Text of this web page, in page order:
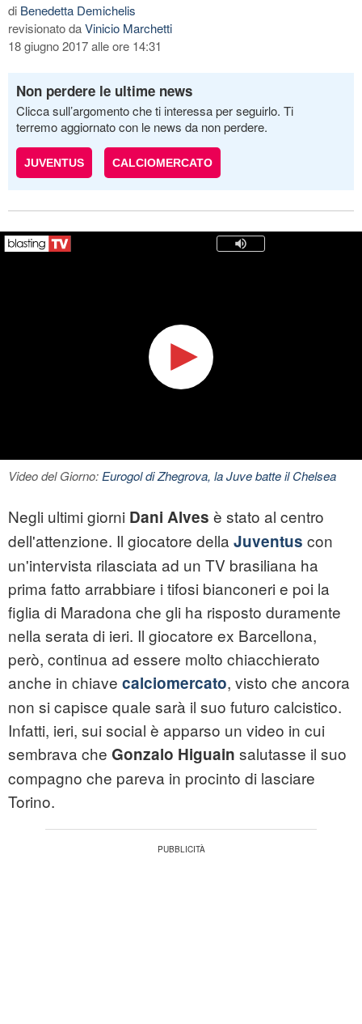
di Benedetta Demichelis
revisionato daVinicio Marchetti
18 giugno 2017 alle ore 14:31
Non perdere le ultime news
Clicca sull’argomento che ti interessa per seguirlo. Ti
terremo aggiornato con le news da non perdere.
JUVENTUS CALCIOMERCATO
Video del Giorno:Eurogol di Zhegrova, la Juve batte il Chelsea
Negli ultimi giorni Dani Alves è stato al centro
dell'attenzione. Il giocatore della Juventus con
un'intervista rilasciata ad un TV brasiliana ha
prima fatto arrabbiare i tifosi bianconeri e poi la
figlia di Maradona che gli ha risposto duramente
nella serata di ieri. Il giocatore ex Barcellona,
però, continua ad essere molto chiacchierato
anche in chiave calciomercato, visto che ancora
non si capisce quale sarà il suo futuro calcistico.
Infatti, ieri, sui social è apparso un video in cui
sembrava che Gonzalo Higuain salutasse il suo
compagno che pareva in procinto di lasciare
Torino.